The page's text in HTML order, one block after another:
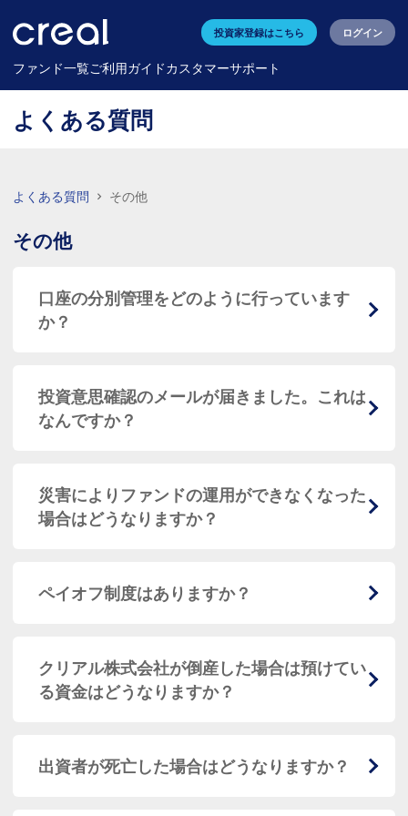
投資家登録はこちら ログイン
ファンド一覧ご利用ガイドカスタマーサポート
よくある質問
よくある質問 その他
その他
口座の分別管理をどのように行っています
か？
投資意思確認のメールが届きました。これは
なんですか？
災害によりファンドの運用ができなくなった
場合はどうなりますか？
ペイオフ制度はありますか？
クリアル株式会社が倒産した場合は預けてい
る資金はどうなりますか？
出資者が死亡した場合はどうなりますか？